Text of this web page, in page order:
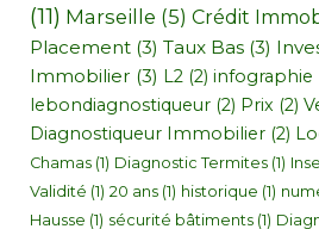
(11) Marseille (5) Crédit
Placement (3) Taux Bas (3)
Immobilier (3) L2 (2) infographie
lebondiagnostiqueur (2) Prix (2)
Diagnostiqueur Immobilier (2)
Chamas (1) Diagnostic Termites (1)
Validité (1) 20 ans (1) historique (1)
Hausse (1) sécurité bâtiments (1)